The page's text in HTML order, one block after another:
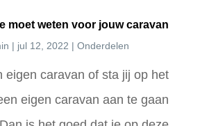
moet weten voor jouw caravan
| jul 12, 2022 |Onderdelen
eigen caravan of sta jij op het
eigen caravan aan te gaan